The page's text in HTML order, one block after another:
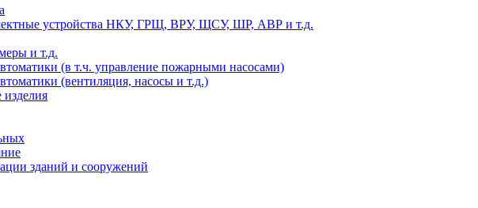
устройства НКУ, ГРЩ, ВРУ, ЩСУ, ШР, АВР и т.д.
и т.д.
(в т.ч. управление пожарными насосами)
(вентиляция, насосы и т.д.)
изделия
зданий и сооружений